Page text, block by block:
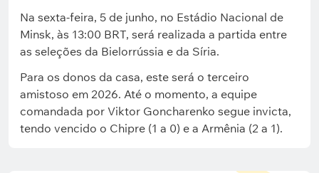
Na sexta-feira, 5 de junho, no Estádio Nacional de
Minsk, às 13:00 BRT, será realizada a partida entre
as seleções da Bielorrússia e da Síria.
Para os donos da casa, este será o terceiro
amistoso em 2026. Até o momento, a equipe
comandada por Viktor Goncharenko segue invicta,
tendo vencido o Chipre (1 a 0) e a Armênia (2 a 1).